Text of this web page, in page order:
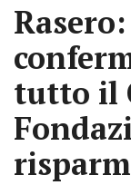
tutto il